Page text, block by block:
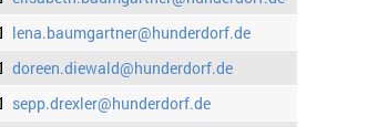
lena.baumgartner@hunderdorf.de
doreen.diewald@hunderdorf.de
sepp.drexler@hunderdorf.de